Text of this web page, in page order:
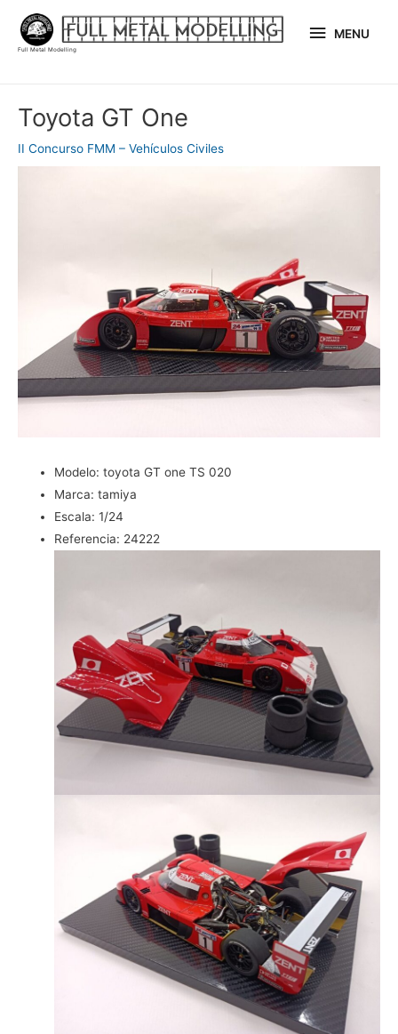
contenido
Full Metal Modelling
MENU
Toyota GT One
II Concurso FMM – Vehículos Civiles
Modelo: toyota GT one TS 020
Marca: tamiya
Escala: 1/24
Referencia: 24222